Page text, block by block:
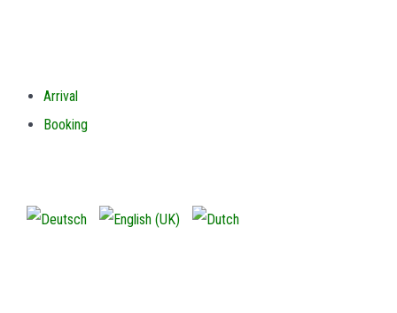
Arrival
Booking